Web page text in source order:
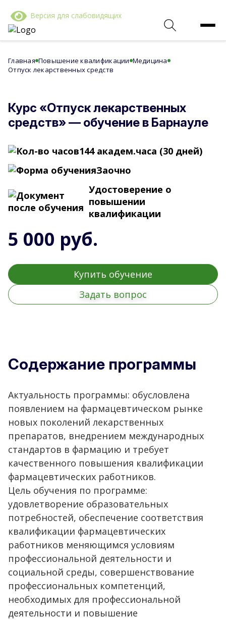
Версия для слабовидящих
Главная Повышение квалификации Медицина
Отпуск лекарственных средств
Курс «Отпуск лекарственных
средств» — обучение в Барнауле
144 академ.часа (30 дней)
Заочно
Удостоверение о
повышении
квалификации
5 000 руб.
Купить обучение
Задать вопрос
Содержание программы
Актуальность программы: обусловлена
появлением на фармацевтическом рынке
новых поколений лекарственных
препаратов, внедрением международных
стандартов в фармацию и требует
качественного повышения квалификации
фармацевтических работников.
Цель обучения по программе:
удовлетворение образовательных
потребностей, обеспечение соответствия
квалификации фармацевтических
работников меняющимся условиям
профессиональной деятельности и
социальной среды, совершенствование
профессиональных компетенций,
необходимых для профессиональной
деятельности и повышение